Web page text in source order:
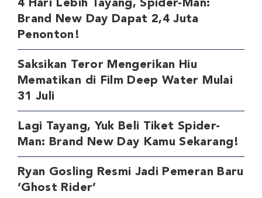
4 Hari Lebih Tayang, Spider-Man:
Brand New Day Dapat 2,4 Juta
Penonton!
Saksikan Teror Mengerikan Hiu
Mematikan di Film Deep Water Mulai
31 Juli
Lagi Tayang, Yuk Beli Tiket Spider-
Man: Brand New Day Kamu Sekarang!
Ryan Gosling Resmi Jadi Pemeran Baru
‘Ghost Rider’